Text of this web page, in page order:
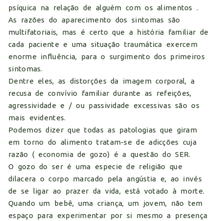
psíquica na relação de alguém com os alimentos .
As razões do aparecimento dos sintomas são
multifatoriais, mas é certo que a história familiar de
cada paciente e uma situação traumática exercem
enorme influência, para o surgimento dos primeiros
sintomas.
Dentre eles, as distorções da imagem corporal, a
recusa de convívio familiar durante as refeições,
agressividade e / ou passividade excessivas são os
mais evidentes.
Podemos dizer que todas as patologias que giram
em torno do alimento tratam-se de adicções cuja
razão ( economia de gozo) é a questão do SER.
O gozo do ser é uma especie de religião que
dilacera o corpo marcado pela angústia e, ao invés
de se ligar ao prazer da vida, está votado à morte.
Quando um bebê, uma criança, um jovem, não tem
espaço para experimentar por si mesmo a presença